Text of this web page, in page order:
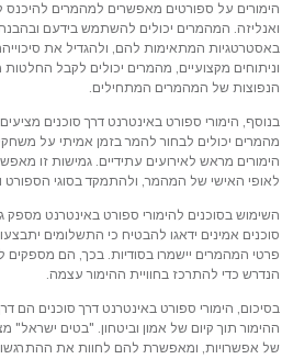
הימורים על ספורטים מאפשרים למהמרים
ואנליזה. המהמרים יכולים להשתמש בידעם
באסטרטגיות המתאימות להם, ולהגדיל את
וניתוחים מקצועיים, מהמרים יכולים לקבל
הנפוצות של המהמרים המתחילים.
בנוסף, הימורי ספורט באינטרנט דרך סוכנים
מהמרים יכולים לבחור להמר בזמן אמיתי על
הימורים מראש לאירועים עתידיים. גמישות זו
לאופי האישי של המהמר, ולהתמקד בסוגי הספורט
השימוש בסוכנים להימורי ספורט באינטרנט מספק
סוכנים אמינים ידאגו להבטיח כי התשלומים
פרטי המהמרים יישמרו בסודיות. בכך, הם
הנדרש כדי להתרכז בחוויית ההימור עצמה.
בסיכום, הימורי ספורט באינטרנט דרך סוכנים הם
ההימור תוך קיום של אמון וביטחון. "בטים ישראל"
של אפשרויות, ומאפשרת להם לחוות את